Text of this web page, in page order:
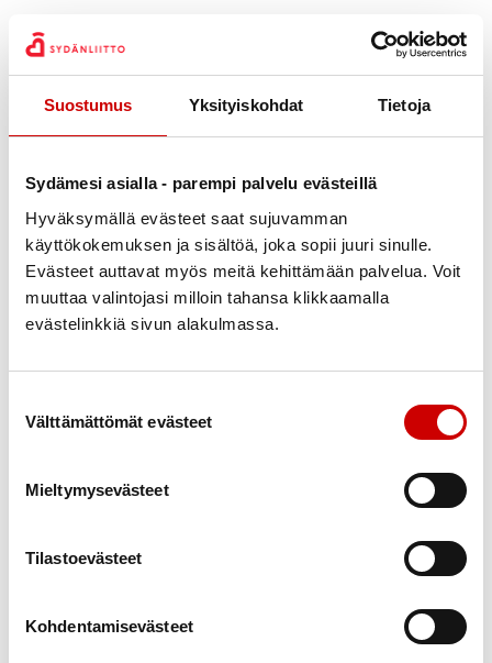
Suostumus Yksityiskohdat Tietoja
Sydämesi asialla - parempi palvelu evästeillä
Hyväksymällä evästeet saat sujuvamman
käyttökokemuksen ja sisältöä, joka sopii juuri sinulle.
Evästeet auttavat myös meitä kehittämään palvelua. Voit
muuttaa valintojasi milloin tahansa klikkaamalla
evästelinkkiä sivun alakulmassa.
Välttämättömät evästeet
Mieltymysevästeet
Tilastoevästeet
Kohdentamisevästeet
fysioterapeuttiopiskelijoiden järjestämään
tunnelma piti meidät liikkeessä.
grillimakkaroista ja nokipannukahvista.
Kiitos mukana olleille!
Sydänviikko tarjosi paljon kohtaamisia, iloa ja yhdessä
tekemistä. Kiitos kaikille osallistujille,
viikosta!